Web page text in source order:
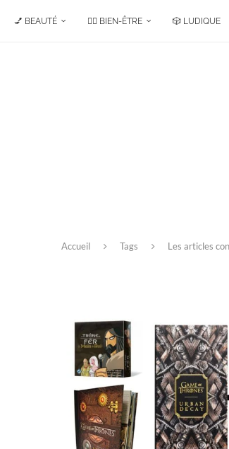
💅 BEAUTÉ 🧘‍♀️ BIEN-ÊTRE 🎲 LUDIQUE
Accueil Tags Les articles